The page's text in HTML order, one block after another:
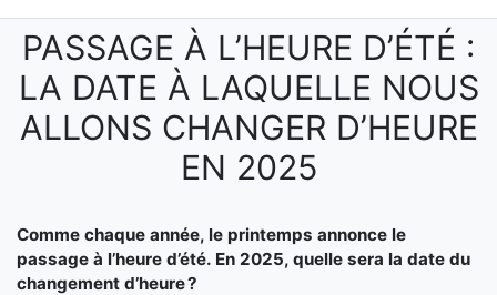
Aller au contenu principal
PASSAGE À L’HEURE D’ÉTÉ :
LA DATE À LAQUELLE NOUS
ALLONS CHANGER D’HEURE
EN 2025
Comme chaque année, le printemps annonce le
passage à l’heure d’été. En 2025, quelle sera la date du
changement d’heure ?